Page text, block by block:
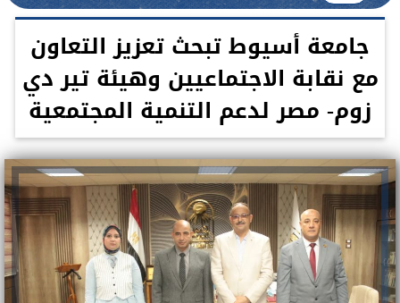
جامعة أسيوط تبحث تعزيز التعاون
مع نقابة الاجتماعيين وهيئة تير دي
زوم- مصر لدعم التنمية المجتمعية